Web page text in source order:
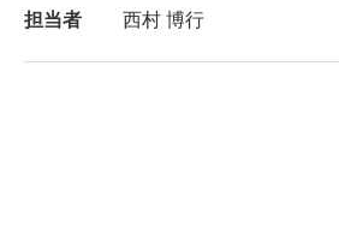
担当者 西村 博行